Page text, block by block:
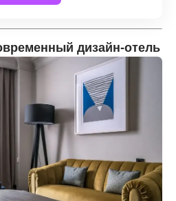
дизайн-отель